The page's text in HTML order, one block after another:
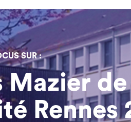
SUR :
Mazier de
Rennes